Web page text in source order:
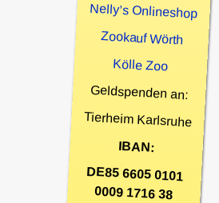
Nelly’s Onlineshop
Zookauf Wörth
Kölle Zoo
Geldspenden an:
Tierheim Karlsruhe
IBAN:
DE85 6605 0101
0009 1716 38